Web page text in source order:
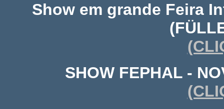
Show em grande Feira
SHOW FEPHAL -